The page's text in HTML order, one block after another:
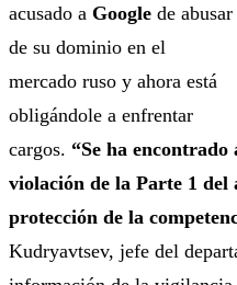
acusado a Google de abusar
de su dominio en el
mercado ruso y ahora está
obligándole a enfrentar
cargos. “Se ha encontrado
violación de la Parte 1 del
protección de la
Kudryavtsev, jefe del